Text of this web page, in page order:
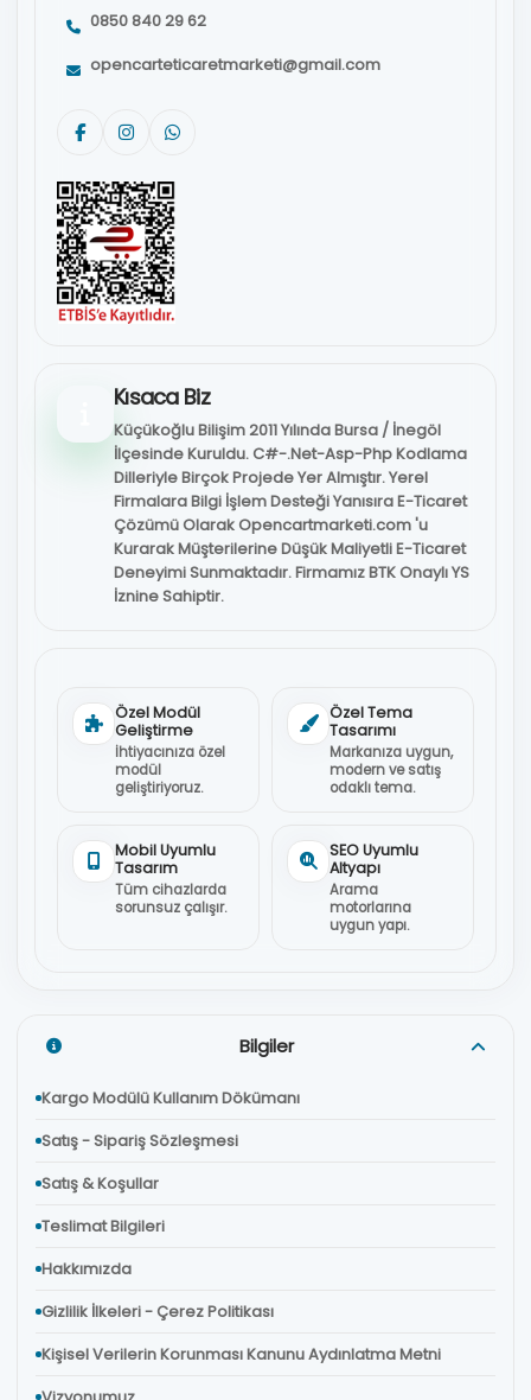
0850 840 29 62
opencarteticaretmarketi@gmail.com
Özel Modül
Geliştirme
İhtiyacınıza özel
modül
geliştiriyoruz.
Özel Tema
Tasarımı
Markanıza uygun,
modern ve satış
odaklı tema.
Mobil Uyumlu
Tasarım
Tüm cihazlarda
sorunsuz çalışır.
SEO Uyumlu
Altyapı
Arama
motorlarına
uygun yapı.
Kısaca Biz
Küçükoğlu Bilişim 2011 Yılında Bursa / İnegöl
İlçesinde Kuruldu. C#-.Net-Asp-Php Kodlama
Dilleriyle Birçok Projede Yer Almıştır. Yerel
Firmalara Bilgi İşlem Desteği Yanısıra E-Ticaret
Çözümü Olarak Opencartmarketi.com 'u
Kurarak Müşterilerine Düşük Maliyetli E-Ticaret
Deneyimi Sunmaktadır. Firmamız BTK Onaylı YS
İznine Sahiptir.
Bilgiler
Kargo Modülü Kullanım Dökümanı
Satış - Sipariş Sözleşmesi
Satış & Koşullar
Teslimat Bilgileri
Hakkımızda
Gizlilik İlkeleri - Çerez Politikası
Kişisel Verilerin Korunması Kanunu Aydınlatma Metni